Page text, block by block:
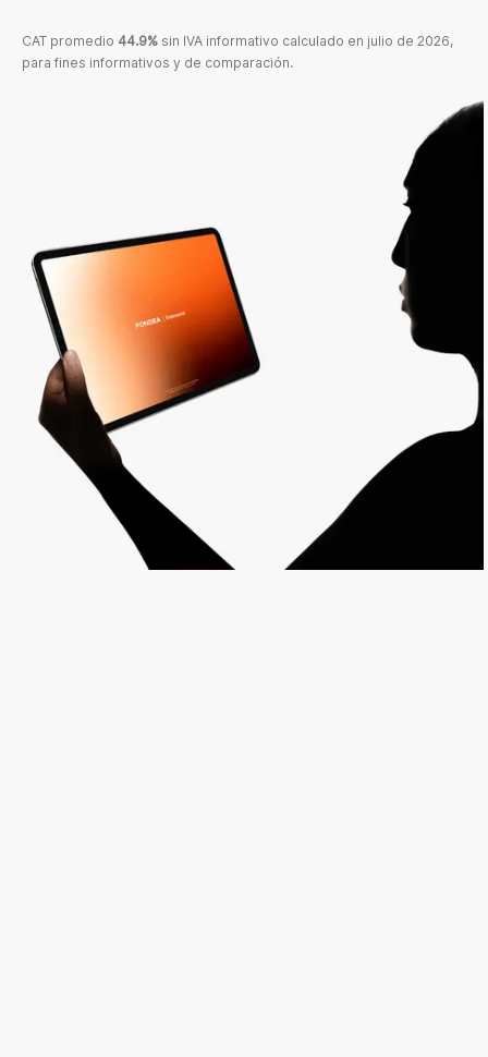
CAT promedio 44.9% sin IVA informativo calculado en julio de 2026,
para fines informativos y de comparación.